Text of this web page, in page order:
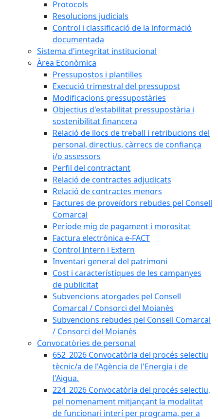
Protocols
Resolucions judicials
Control i classificació de la informació
documentada
Sistema d'integritat institucional
Àrea Econòmica
Pressupostos i plantilles
Execució trimestral del pressupost
Modificacions pressupostàries
Objectius d'estabilitat pressupostària i
sostenibilitat financera
Relació de llocs de treball i retribucions del
personal, directius, càrrecs de confiança
i/o assessors
Perfil del contractant
Relació de contractes adjudicats
Relació de contractes menors
Factures de proveïdors rebudes pel Consell
Comarcal
Període mig de pagament i morositat
Factura electrònica e-FACT
Control Intern i Extern
Inventari general del patrimoni
Cost i característiques de les campanyes
de publicitat
Subvencions atorgades pel Consell
Comarcal / Consorci del Moianès
Subvencions rebudes pel Consell Comarcal
/ Consorci del Moianès
Convocatòries de personal
652_2026 Convocatòria del procés selectiu
tècnic/a de l'Agència de l'Energia i de
l'Aigua.
224_2026 Convocatòria del procés selectiu,
pel nomenament mitjançant la modalitat
de funcionari interí per programa, per a